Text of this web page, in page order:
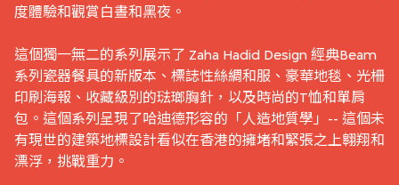
度體驗和觀賞白晝和黑夜。
這個獨一無二的系列展示了 Zaha Hadid Design 經典Beam
系列瓷器餐具的新版本、標誌性絲綢和服、豪華地毯、光柵
印刷海報、收藏級別的琺瑯胸針，以及時尚的T恤和單肩
包。這個系列呈現了哈迪德形容的「人造地質學」-- 這個未
有現世的建築地標設計看似在香港的擁堵和緊張之上翱翔和
漂浮，挑戰重力。